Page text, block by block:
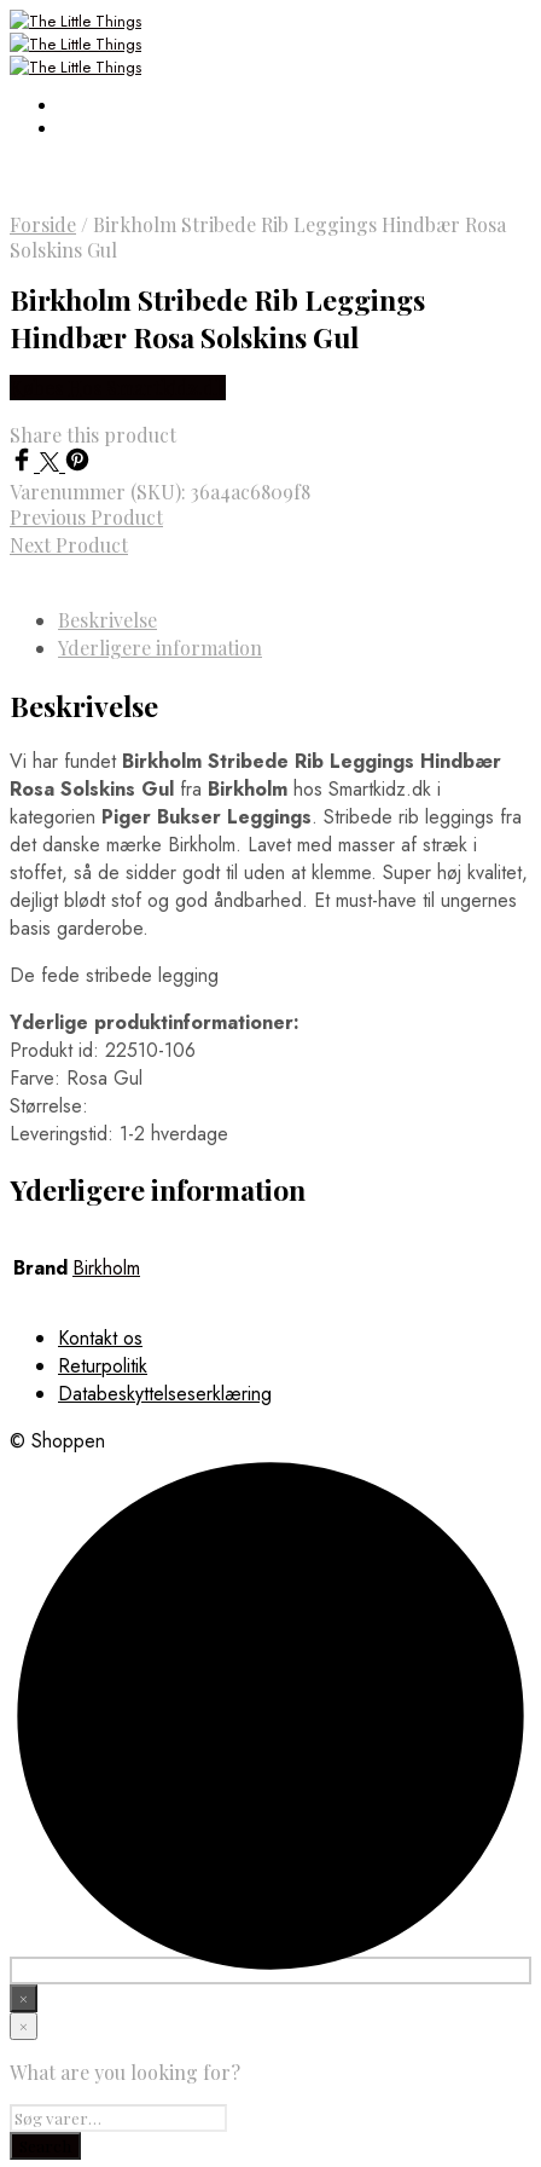
Forside / Birkholm Stribede Rib Leggings Hindbær Rosa
Solskins Gul
Birkholm Stribede Rib Leggings
Hindbær Rosa Solskins Gul
Share this product
Varenummer (SKU): 36a4ac6809f8
Previous Product
Next Product
Beskrivelse
Yderligere information
Beskrivelse
Vi har fundet Birkholm Stribede Rib Leggings Hindbær
Rosa Solskins Gul fra Birkholm hos Smartkidz.dk i
kategorien Piger Bukser Leggings. Stribede rib leggings fra
det danske mærke Birkholm. Lavet med masser af stræk i
stoffet, så de sidder godt til uden at klemme. Super høj kvalitet,
dejligt blødt stof og god åndbarhed. Et must-have til ungernes
basis garderobe.
De fede stribede legging
Yderlige produktinformationer:
Produkt id: 22510-106
Farve: Rosa Gul
Størrelse:
Leveringstid: 1-2 hverdage
Yderligere information
Brand Birkholm
Kontakt os
Returpolitik
Databeskyttelseserklæring
© Shoppen
×
×
What are you looking for?